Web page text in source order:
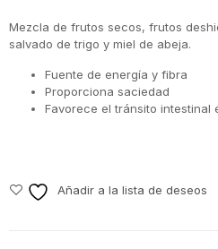
Mezcla de frutos secos, frutos
salvado de trigo y miel de abeja.
Fuente de energía y fibra
Proporciona saciedad
Favorece el tránsito intestinal
Añadir a la lista de deseos